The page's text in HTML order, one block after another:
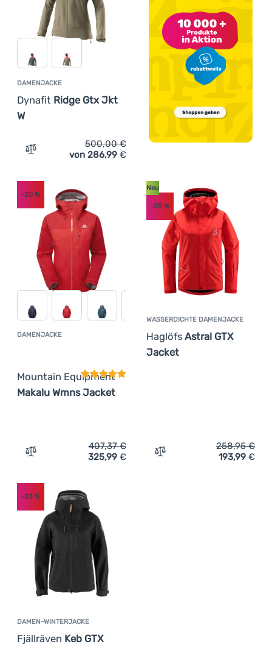
DAMENJACKE
Dynafit Ridge Gtx Jkt
W
Zum Vergleich 'Damenjacke Dynafit Ridge Gtx Jkt W'
500,00€
von 286,99 €
DAMENJACKE
Mountain Equipment
Makalu Wmns Jacket
Kundenbewertung
-20 %
Zum Vergleich 'Damenjacke Mountain Equipment
407,37€
325,99 €
WASSERDICHTE DAMENJACKE
Haglöfs Astral GTX
Jacket
Neu
-25%
Zum Vergleich
258,95€
193,99 €
DAMEN-WINTERJACKE
Fjällräven Keb GTX
-33 %